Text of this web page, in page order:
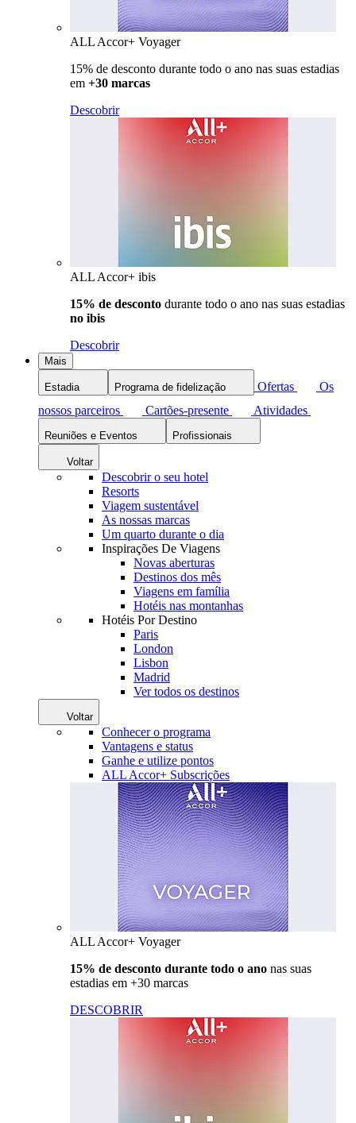
ALL Accor+ Voyager
15% de desconto durante todo o ano nas suas estadias
em +30 marcas
Descobrir
ALL Accor+ ibis
15% de desconto durante todo o ano nas suas estadias
no ibis
Descobrir
Mais
Estadia Programa de fidelização Ofertas
Os
nossos parceiros
Cartões-presente Atividades
Reuniões e Eventos Profissionais
Voltar
Descobrir o seu hotel
Resorts
Viagem sustentável
As nossas marcas
Um quarto durante o dia
Inspirações De Viagens
Novas aberturas
Destinos dos mês
Viagens em família
Hotéis nas montanhas
Hotéis Por Destino
Paris
London
Lisbon
Madrid
Ver todos os destinos
Voltar
Conhecer o programa
Vantagens e status
Ganhe e utilize pontos
ALL Accor+ Subscrições
ALL Accor+ Voyager
15% de desconto durante todo o ano nas suas
estadias em +30 marcas
DESCOBRIR